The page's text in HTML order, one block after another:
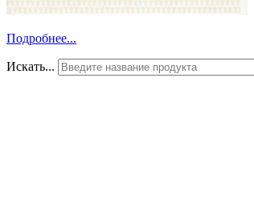
Подробнее...
Искать...